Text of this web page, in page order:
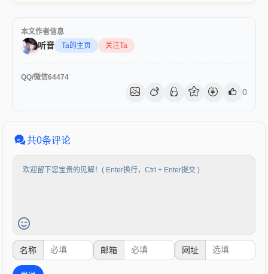
本文作者信息
听音 Ta的主页 关注Ta
QQ/微信64474
0
共0条评论
名称 必填 邮箱 必填 网址 选填